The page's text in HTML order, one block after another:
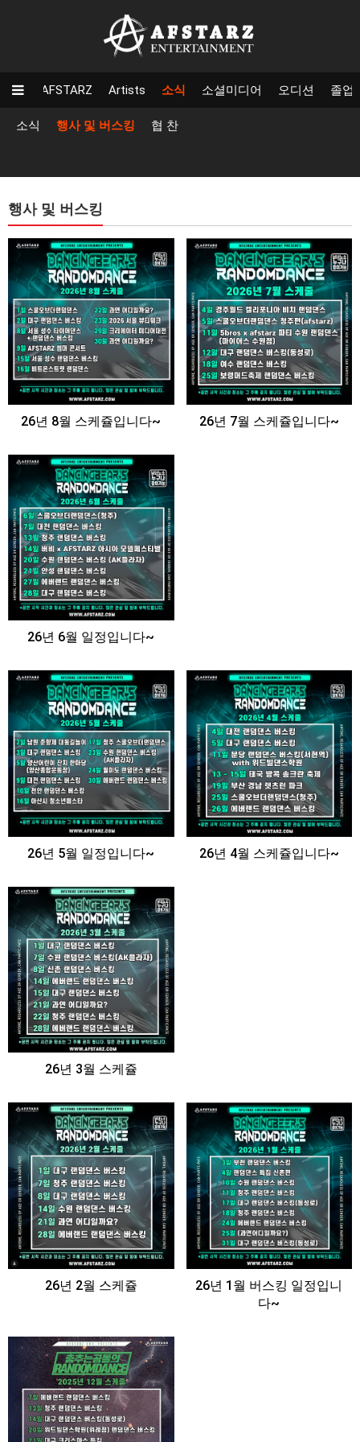
AFSTARZ Artists 소식 소셜미디어 오디션 졸업
소식 행사 및 버스킹 협 찬
행사 및 버스킹
26년 8월 스케쥴입니다~ 26년 7월 스케쥴입니다~
26년 6월 일정입니다~
26년 5월 일정입니다~ 26년 4월 스케쥴입니다~
26년 3월 스케쥴
26년 2월 스케쥴
26년 1월 버스킹 일정입니
다~